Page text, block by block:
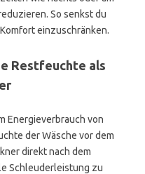
So senkst du
einzuschränken.
Restfeuchte als
Energieverbrauch von
der Wäsche vor dem
direkt nach dem
Schleuderleistung zu